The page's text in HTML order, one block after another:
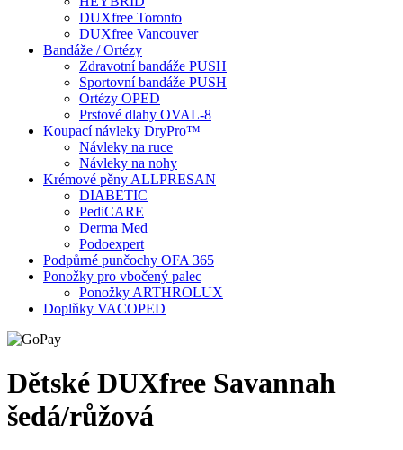
DUXfree Toronto
DUXfree Vancouver
Bandáže / Ortézy
Zdravotní bandáže PUSH
Sportovní bandáže PUSH
Ortézy OPED
Prstové dlahy OVAL-8
Koupací návleky DryPro™
Návleky na ruce
Návleky na nohy
Krémové pěny ALLPRESAN
DIABETIC
PediCARE
Derma Med
Podoexpert
Podpůrné punčochy OFA 365
Ponožky pro vbočený palec
Ponožky ARTHROLUX
Doplňky VACOPED
Dětské DUXfree Savannah
šedá/růžová